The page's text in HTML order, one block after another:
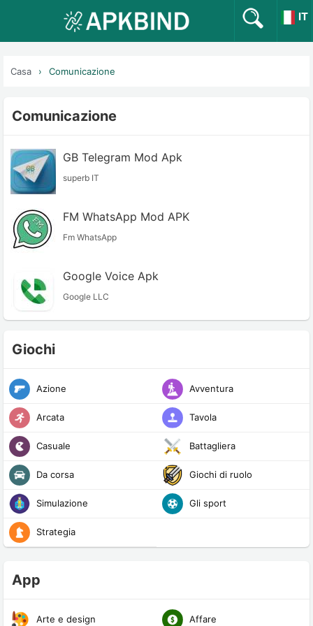
IT
Casa Comunicazione
Comunicazione
GB Telegram Mod Apk
superb IT
FM WhatsApp Mod APK
Fm WhatsApp
Google Voice Apk
Google LLC
Giochi
Azione Avventura
Arcata Tavola
Casuale Battagliera
Da corsa Giochi di ruolo
Simulazione Gli sport
Strategia
App
Arte e design Affare